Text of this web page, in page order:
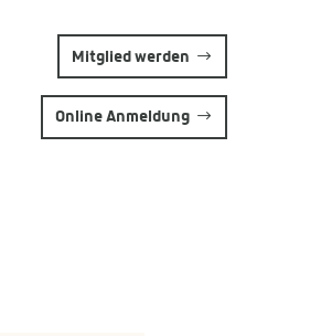
Mitglied werden
Online Anmeldung